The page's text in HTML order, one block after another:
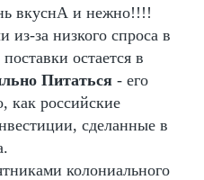
вкуснА и нежно!!!!
из-за низкого спроса в
остается в
Питаться - его
как российские
сделанные в
колониального